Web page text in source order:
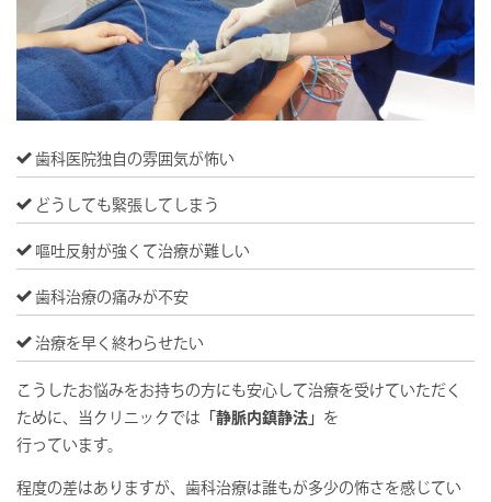
歯科医院独自の雰囲気が怖い
どうしても緊張してしまう
嘔吐反射が強くて治療が難しい
歯科治療の痛みが不安
治療を早く終わらせたい
こうしたお悩みをお持ちの方にも安⼼して治療を受けていただく
ために、当クリニックでは 「静脈内鎮静法」 を
行っています。
程度の差はありますが、⻭科治療は誰もが多少の怖さを感じてい